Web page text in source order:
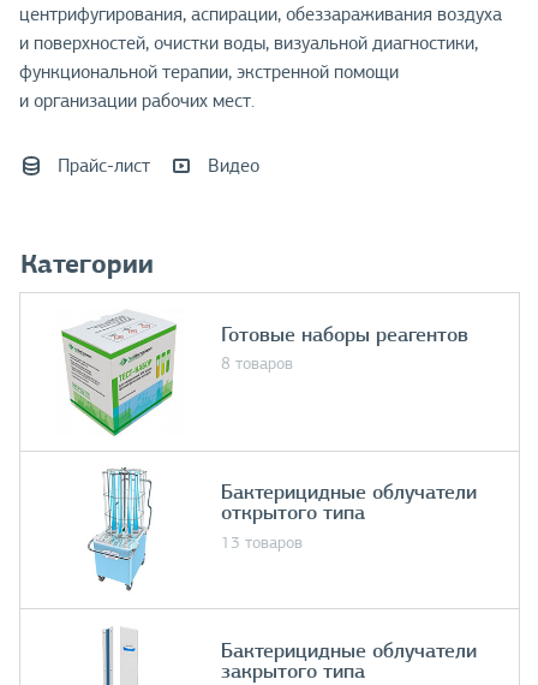
центрифугирования, аспирации, обеззараживания воздуха
и поверхностей, очистки воды, визуальной диагностики,
функциональной терапии, экстренной помощи
и организации рабочих мест.
Прайс-лист Видео
Категории
Готовые наборы реагентов
8 товаров
Бактерицидные облучатели
открытого типа
13 товаров
Бактерицидные облучатели
закрытого типа